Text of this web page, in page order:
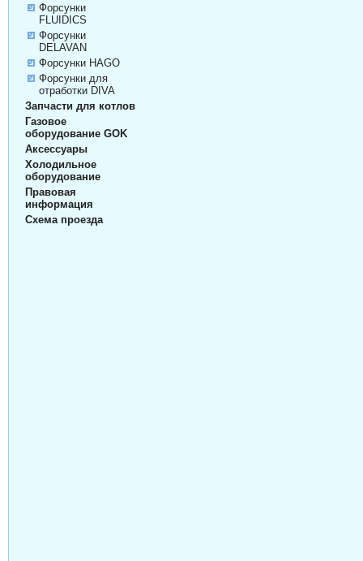
Форсунки
FLUIDICS
Форсунки
DELAVAN
Форсунки HAGO
Форсунки для
отработки DIVA
Запчасти для котлов
Газовое
оборудование GOK
Аксессуары
Холодильное
оборудование
Правовая
информация
Схема проезда